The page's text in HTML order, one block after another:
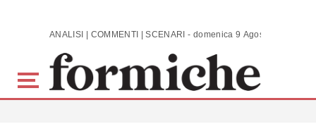
Skip to main content ANALISI | COMMENTI | SCENARI - domenica 9 Agosto 2026